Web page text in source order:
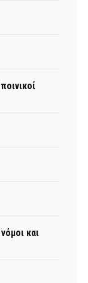
και